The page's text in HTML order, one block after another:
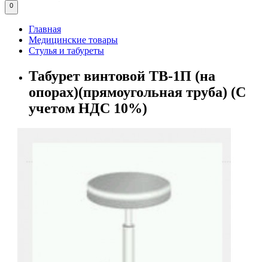
0
Главная
Медицинские товары
Стулья и табуреты
Табурет винтовой ТВ-1П (на
опорах)(прямоугольная труба) (С
учетом НДС 10%)